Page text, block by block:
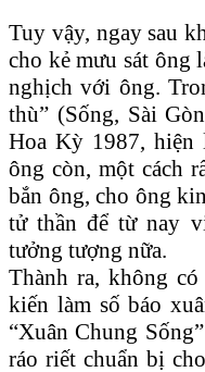
Tuy vậy, ngay sau
cho kẻ mưu sát ông
nghịch với ông.
thù” (Sống, Sài
Hoa Kỳ 1987,
ông còn, một cách
bắn ông, cho ông
tử thần để từ nay
tưởng tượng nữa.
Thành ra, không
kiến làm số báo
“Xuân Chung
ráo riết chuẩn bị